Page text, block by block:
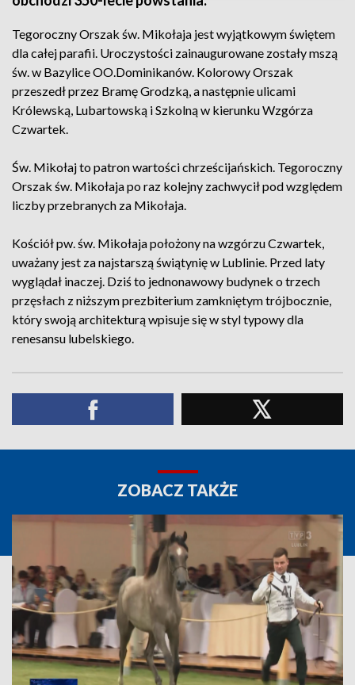
Tegoroczny Orszak św. Mikołaja jest wyjątkowym świętem
dla całej parafii. Uroczystości zainaugurowane zostały mszą
św. w Bazylice OO.Dominikanów. Kolorowy Orszak
przeszedł przez Bramę Grodzką, a następnie ulicami
Królewską, Lubartowską i Szkolną w kierunku Wzgórza
Czwartek.
Św. Mikołaj to patron wartości chrześcijańskich. Tegoroczny
Orszak św. Mikołaja po raz kolejny zachwycił pod względem
liczby przebranych za Mikołaja.
Kościół pw. św. Mikołaja położony na wzgórzu Czwartek,
uważany jest za najstarszą świątynię w Lublinie. Przed laty
wyglądał inaczej. Dziś to jednonawowy budynek o trzech
przęsłach z niższym prezbiterium zamkniętym trójbocznie,
który swoją architekturą wpisuje się w styl typowy dla
renesansu lubelskiego.
ZOBACZ TAKŻE